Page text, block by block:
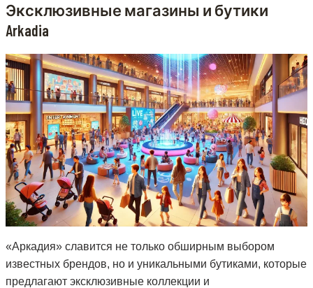
Эксклюзивные магазины и бутики
Arkadia
«Аркадия» славится не только обширным выбором
известных брендов, но и уникальными бутиками, которые
предлагают эксклюзивные коллекции и